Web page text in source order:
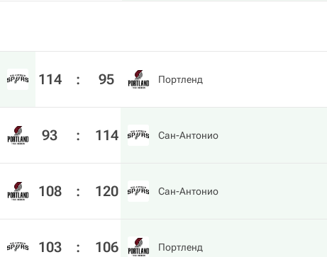
114 : 95 Портленд
93 : 114 Сан-Антонио
108 : 120 Сан-Антонио
103 : 106 Портленд